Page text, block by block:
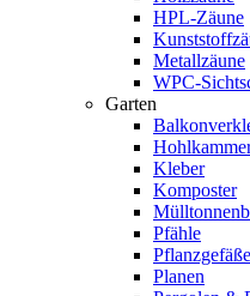
HPL-Zäune
Metallzäune
WPC-
Garten
Kleber
Komposter
Pfähle
Pflanzgefäße
Planen